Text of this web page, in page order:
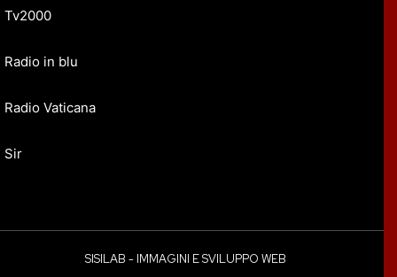
Tv2000
Radio in blu
Radio Vaticana
Sir
SISILAB - IMMAGINI E SVILUPPO WEB